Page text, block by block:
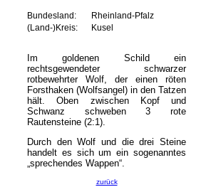
Bundesland:
Rheinland-Pfalz
(Land-)Kreis:
Kusel
Im goldenen Schild ein
rechtsgewendeter schwarzer
rotbewehrter Wolf, der einen röten
Forsthaken (Wolfsangel) in den Tatzen
hält. Oben zwischen Kopf und
Schwanz schweben 3 rote
Rautensteine (2:1).
Durch den Wolf und die drei Steine
handelt es sich um ein sogenanntes
„sprechendes Wappen“.
zurück